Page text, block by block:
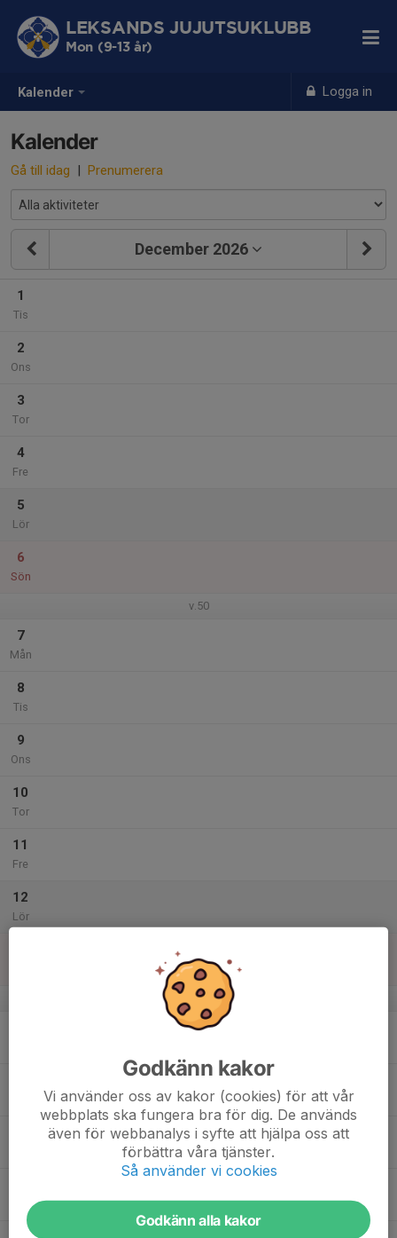
Kalender Logga in
LEKSANDS JUJUTSUKLUBB
Mon (9-13 år)
Kalender
Gå till idag | Prenumerera
December 2026
1
Tis
2
Ons
3
Tor
4
Fre
5
Lör
6
Sön
v.50
7
Mån
8
Tis
9
Ons
10
Tor
11
Fre
12
Lör
v.51
Godkänn kakor
Vi använder oss av kakor (cookies) för att vår
webbplats ska fungera bra för dig. De används
även för webbanalys i syfte att hjälpa oss att
förbättra våra tjänster.
Så använder vi cookies
Godkänn alla kakor